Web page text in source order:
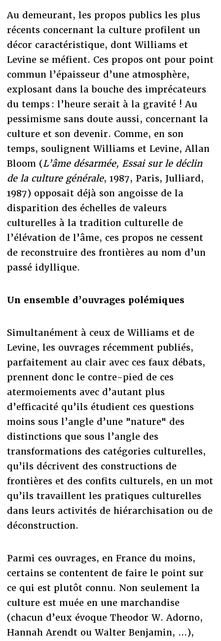
Au demeurant, les propos publics les plus
récents concernant la culture profilent un
décor caractéristique, dont Williams et
Levine se méfient. Ces propos ont pour point
commun l’épaisseur d’une atmosphère,
explosant dans la bouche des imprécateurs
du temps : l’heure serait à la gravité ! Au
pessimisme sans doute aussi, concernant la
culture et son devenir. Comme, en son
temps, soulignent Williams et Levine, Allan
Bloom (L’âme désarmée, Essai sur le déclin
de la culture générale, 1987, Paris, Julliard,
1987) opposait déjà son angoisse de la
disparition des échelles de valeurs
culturelles à la tradition culturelle de
l’élévation de l’âme, ces propos ne cessent
de reconstruire des frontières au nom d’un
passé idyllique.
Un ensemble d’ouvrages polémiques
Simultanément à ceux de Williams et de
Levine, les ouvrages récemment publiés,
parfaitement au clair avec ces faux débats,
prennent donc le contre-pied de ces
atermoiements avec d’autant plus
d’efficacité qu’ils étudient ces questions
moins sous l’angle d’une "nature" des
distinctions que sous l’angle des
transformations des catégories culturelles,
qu’ils décrivent des constructions de
frontières et des confits culturels, en un mot
qu’ils travaillent les pratiques culturelles
dans leurs activités de hiérarchisation ou de
déconstruction.
Parmi ces ouvrages, en France du moins,
certains se contentent de faire le point sur
ce qui est plutôt connu. Non seulement la
culture est muée en une marchandise
(chacun d’eux évoque Theodor W. Adorno,
Hannah Arendt ou Walter Benjamin, ...),